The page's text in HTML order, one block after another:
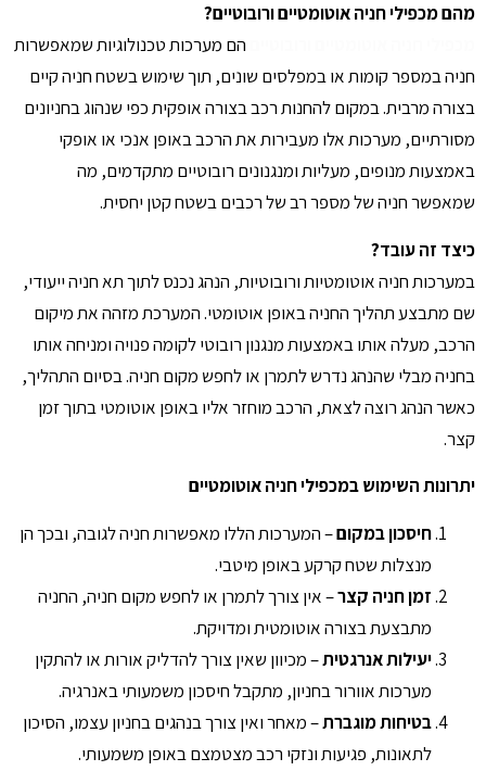
מהם מכפילי חניה אוטומטיים ורובוטיים?
הם מערכות טכנולוגיות שמאפשרות
חניה במספר קומות או במפלסים שונים, תוך שימוש בשטח חניה קיים
בצורה מרבית. במקום להחנות רכב בצורה אופקית כפי שנהוג בחניונים
מסורתיים, מערכות אלו מעבירות את הרכב באופן אנכי או אופקי
באמצעות מנופים, מעליות ומנגנונים רובוטיים מתקדמים, מה
שמאפשר חניה של מספר רב של רכבים בשטח קטן יחסית.
כיצד זה עובד?
במערכות חניה אוטומטיות ורובוטיות, הנהג נכנס לתוך תא חניה ייעודי,
שם מתבצע תהליך החניה באופן אוטומטי. המערכת מזהה את מיקום
הרכב, מעלה אותו באמצעות מנגנון רובוטי לקומה פנויה ומניחה אותו
בחניה מבלי שהנהג נדרש לתמרן או לחפש מקום חניה. בסיום התהליך,
כאשר הנהג רוצה לצאת, הרכב מוחזר אליו באופן אוטומטי בתוך זמן
קצר.
יתרונות השימוש במכפילי חניה אוטומטיים
חיסכון במקום– המערכות הללו מאפשרות חניה לגובה, ובכך הן
מנצלות שטח קרקע באופן מיטבי.
זמן חניה קצר– אין צורך לתמרן או לחפש מקום חניה, החניה
מתבצעת בצורה אוטומטית ומדויקת.
יעילות אנרגטית– מכיוון שאין צורך להדליק אורות או להתקין
מערכות אוורור בחניון, מתקבל חיסכון משמעותי באנרגיה.
בטיחות מוגברת– מאחר ואין צורך בנהגים בחניון עצמו, הסיכון
לתאונות, פגיעות ונזקי רכב מצטמצם באופן משמעותי.